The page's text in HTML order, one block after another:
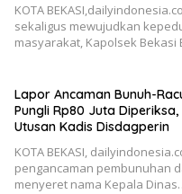
KOTA
sekaligus mewujudkan
masyarakat, Kapolsek Bekasi
Lapor Ancaman Bunuh-
Pungli Rp80 Juta
Utusan Kadis Disdagperin
KOTA BEKASI,
pengancaman pembunuhan
menyeret nama Kepala